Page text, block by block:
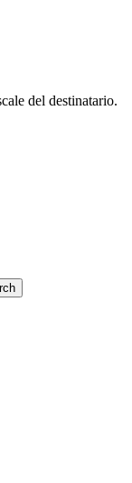
del destinatario.